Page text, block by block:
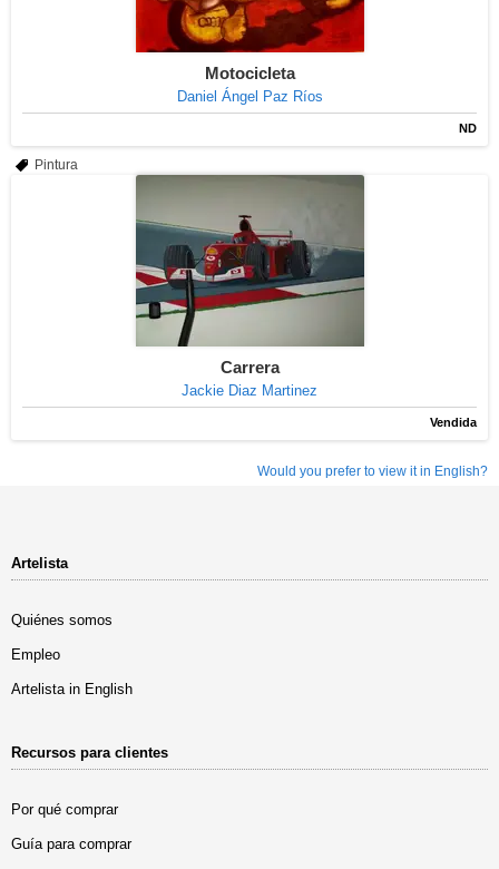
Motocicleta
Daniel Ángel Paz Ríos
ND
Pintura
Carrera
Jackie Diaz Martinez
Vendida
Would you prefer to view it in English?
Artelista
Quiénes somos
Empleo
Artelista in English
Recursos para clientes
Por qué comprar
Guía para comprar